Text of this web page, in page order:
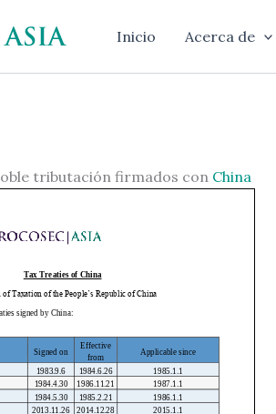
Inicio Acerca de
tributación firmados con China